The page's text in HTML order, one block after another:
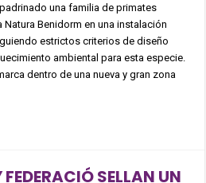
una familia de primates
Natura Benidorm en una instalación
estrictos criterios de diseño
ambiental para esta especie.
dentro de una nueva y gran zona
SELLAN UN